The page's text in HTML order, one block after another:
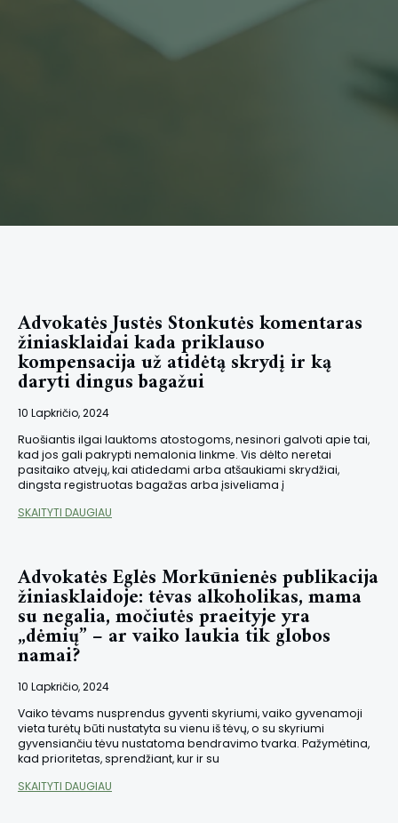
Advokatės Justės Stonkutės komentaras
žiniasklaidai kada priklauso
kompensacija už atidėtą skrydį ir ką
daryti dingus bagažui
10 Lapkričio, 2024
Ruošiantis ilgai lauktoms atostogoms, nesinori galvoti apie tai,
kad jos gali pakrypti nemalonia linkme. Vis dėlto neretai
pasitaiko atvejų, kai atidedami arba atšaukiami skrydžiai,
dingsta registruotas bagažas arba įsiveliama į
SKAITYTI DAUGIAU
Advokatės Eglės Morkūnienės publikacija
žiniasklaidoje: tėvas alkoholikas, mama
su negalia, močiutės praeityje yra
„dėmių” – ar vaiko laukia tik globos
namai?
10 Lapkričio, 2024
Vaiko tėvams nusprendus gyventi skyriumi, vaiko gyvenamoji
vieta turėtų būti nustatyta su vienu iš tėvų, o su skyriumi
gyvensiančiu tėvu nustatoma bendravimo tvarka. Pažymėtina,
kad prioritetas, sprendžiant, kur ir su
SKAITYTI DAUGIAU